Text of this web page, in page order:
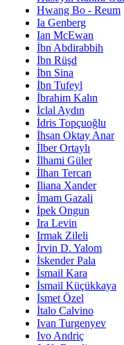
Hwang Bo - Reum
Ia Genberg
Ian McEwan
İbn Abdirabbih
İbn Rüşd
İbn Sina
İbn Tufeyl
İbrahim Kalın
İclal Aydın
İdris Topçuoğlu
İhsan Oktay Anar
İlber Ortaylı
İlhami Güler
İlhan Tercan
Iliana Xander
İmam Gazali
İpek Ongun
Ira Levin
Irmak Zileli
İrvin D. Yalom
İskender Pala
İsmail Kara
İsmail Küçükkaya
İsmet Özel
İtalo Calvino
Ivan Turgenyev
Ivo Andriç